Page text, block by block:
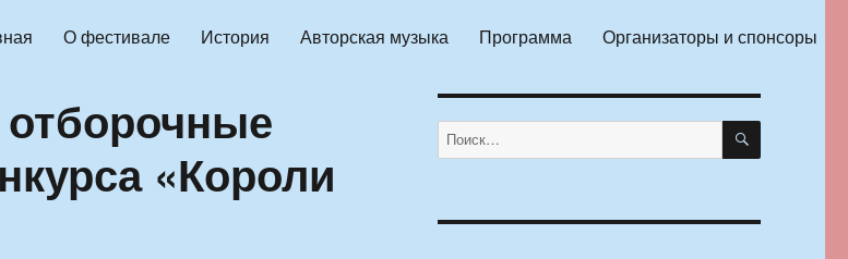
О фестивале История Авторская музыка Программа Организаторы и спонсоры
«Короли
Искать: ПОИСК